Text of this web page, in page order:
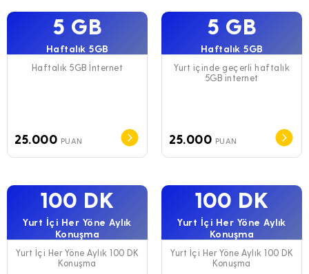
5 GB
Haftalık 5GB
Haftalık 5GB İnternet
25.000 PUAN
5 GB
Haftalık 5GB
Yurt içinde geçerli haftalık
5GB internet
25.000 PUAN
100 DK
Yurt İçi Her Yöne Aylık
Konuşma
Yurt İçi Her Yöne Aylık 100 DK
Konuşma
100 DK
Yurt İçi Her Yöne Aylık
Konuşma
Yurt İçi Her Yöne Aylık 100 DK
Konuşma